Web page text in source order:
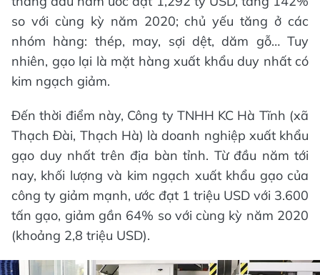
so với cùng kỳ năm 2020; chủ yếu tăng ở các
nhóm hàng: thép, may, sợi dệt, dăm gỗ… Tuy
nhiên, gạo lại là mặt hàng xuất khẩu duy nhất có
kim ngạch giảm.
Đến thời điểm này, Công ty TNHH KC Hà Tĩnh (xã
Thạch Đài, Thạch Hà) là doanh nghiệp xuất khẩu
gạo duy nhất trên địa bàn tỉnh. Từ đầu năm tới
nay, khối lượng và kim ngạch xuất khẩu gạo của
công ty giảm mạnh, ước đạt 1 triệu USD với 3.600
tấn gạo, giảm gần 64% so với cùng kỳ năm 2020
(khoảng 2,8 triệu USD).